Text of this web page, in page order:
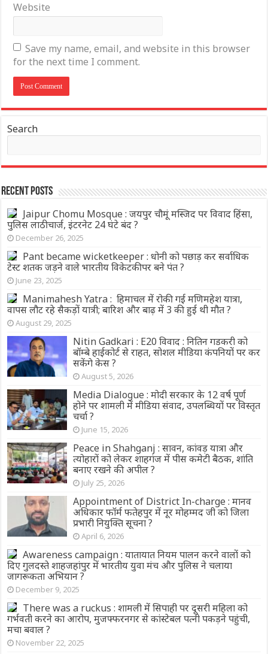
Website
Save my name, email, and website in this browser
for the next time I comment.
Search
Recent Posts
Jaipur Chomu Mosque : जयपुर चौमूं मस्जिद पर विवाद हिंसा,
पुलिस लाठीचार्ज, इंटरनेट 24 घंटे बंद ?
December 26, 2025
Pant became wicketkeeper : धोनी को पछाड़ कर सर्वाधिक
टेस्ट शतक जड़ने वाले भारतीय विकेटकीपर बने पंत ?
June 23, 2025
Manimahesh Yatra : हिमाचल में रोकी गई मणिमहेश यात्रा,
वापस लौट रहे सैकड़ों यात्री; बारिश और बाढ़ में 3 की हुई थी मौत ?
August 29, 2025
Nitin Gadkari : E20 विवाद : नितिन गडकरी को
बॉम्बे हाईकोर्ट से राहत, सोशल मीडिया कंपनियों पर कर
सकेंगे केस ?
August 5, 2026
Media Dialogue : मोदी सरकार के 12 वर्ष पूर्ण
होने पर शामली में मीडिया संवाद, उपलब्धियों पर विस्तृत
चर्चा ?
June 15, 2026
Peace in Shahganj : सावन, कांवड़ यात्रा और
त्योहारों को लेकर शाहगंज में पीस कमेटी बैठक, शांति
बनाए रखने की अपील ?
July 25, 2026
Appointment of District In-charge : मानव
अधिकार फॉर्म फतेहपुर में नूर मोहम्मद जी को जिला
प्रभारी नियुक्ति सूचना ?
April 6, 2026
Awareness campaign : यातायात नियम पालन करने वालों को
दिए गुलदस्ते शाहजहांपुर में भारतीय युवा मंच और पुलिस ने चलाया
जागरूकता अभियान ?
December 9, 2025
There was a ruckus : शामली में सिपाही पर दूसरी महिला को
गर्भवती करने का आरोप, मुजफ्फरनगर से कांस्टेबल पत्नी पकड़ने पहुंची,
मचा बवाल ?
November 22, 2025